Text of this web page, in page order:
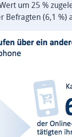
um 25 %
(6,1